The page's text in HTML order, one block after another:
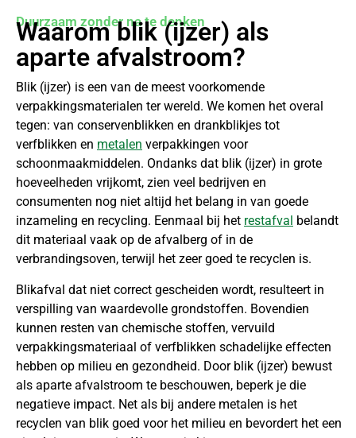
Duurzaam zonder na te denken
Waarom blik (ijzer) als
aparte afvalstroom?
Blik (ijzer) is een van de meest voorkomende
verpakkingsmaterialen ter wereld. We komen het overal
tegen: van conservenblikken en drankblikjes tot
verfblikken en metalen verpakkingen voor
schoonmaakmiddelen. Ondanks dat blik (ijzer) in grote
hoeveelheden vrijkomt, zien veel bedrijven en
consumenten nog niet altijd het belang in van goede
inzameling en recycling. Eenmaal bij het restafval belandt
dit materiaal vaak op de afvalberg of in de
verbrandingsoven, terwijl het zeer goed te recyclen is.
Blikafval dat niet correct gescheiden wordt, resulteert in
verspilling van waardevolle grondstoffen. Bovendien
kunnen resten van chemische stoffen, vervuild
verpakkingsmateriaal of verfblikken schadelijke effecten
hebben op milieu en gezondheid. Door blik (ijzer) bewust
als aparte afvalstroom te beschouwen, beperk je die
negatieve impact. Net als bij andere metalen is het
recyclen van blik goed voor het milieu en bevordert het een